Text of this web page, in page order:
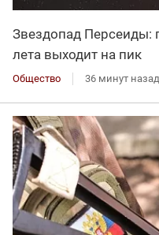
Звездопад Персеиды:
лета выходит на пик
Общество 36 минут назад